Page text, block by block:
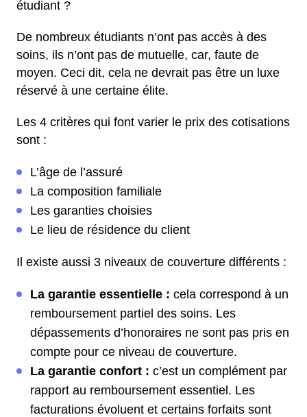
étudiant ?
De nombreux étudiants n’ont pas accès à des
soins, ils n’ont pas de mutuelle, car, faute de
moyen. Ceci dit, cela ne devrait pas être un luxe
réservé à une certaine élite.
Les 4 critères qui font varier le prix des cotisations
sont :
L’âge de l’assuré
La composition familiale
Les garanties choisies
Le lieu de résidence du client
Il existe aussi 3 niveaux de couverture différents :
La garantie essentielle : cela correspond à un
remboursement partiel des soins. Les
dépassements d’honoraires ne sont pas pris en
compte pour ce niveau de couverture.
La garantie confort : c’est un complément par
rapport au remboursement essentiel. Les
facturations évoluent et certains forfaits sont